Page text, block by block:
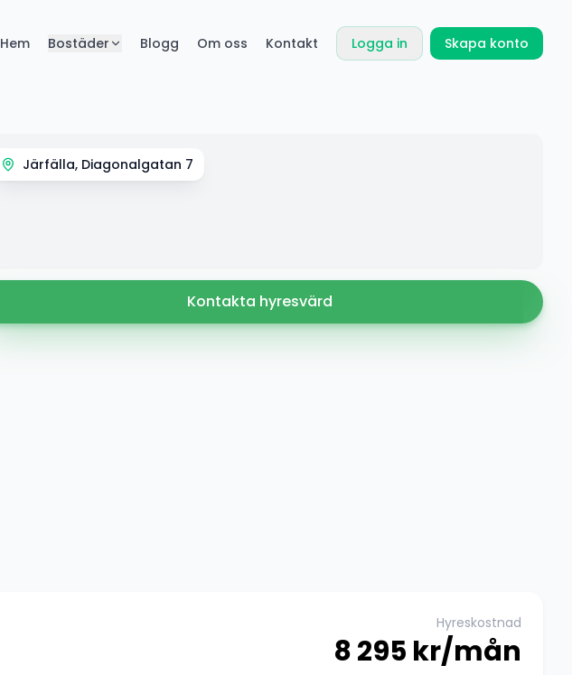
Hem Bostäder Blogg Om oss Kontakt Logga in Skapa konto
Järfälla, Diagonalgatan 7
Kontakta hyresvärd
Hyreskostnad
8 295 kr/mån